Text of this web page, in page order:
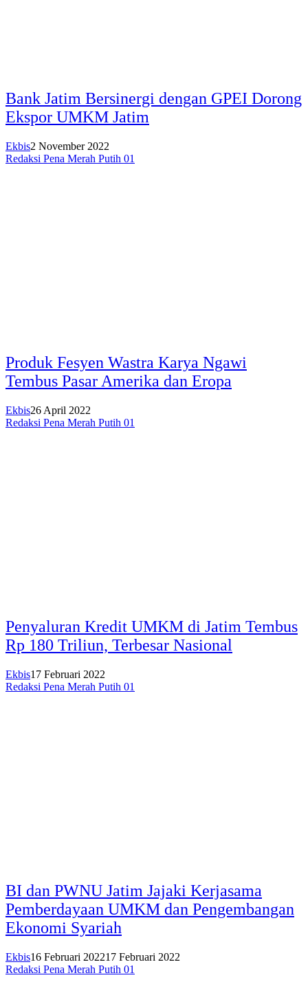
Bank Jatim Bersinergi dengan GPEI Dorong
Ekspor UMKM Jatim
Ekbis2 November 2022
Redaksi Pena Merah Putih 01
Produk Fesyen Wastra Karya Ngawi
Tembus Pasar Amerika dan Eropa
Ekbis26 April 2022
Redaksi Pena Merah Putih 01
Penyaluran Kredit UMKM di Jatim Tembus
Rp 180 Triliun, Terbesar Nasional
Ekbis17 Februari 2022
Redaksi Pena Merah Putih 01
BI dan PWNU Jatim Jajaki Kerjasama
Pemberdayaan UMKM dan Pengembangan
Ekonomi Syariah
Ekbis16 Februari 202217 Februari 2022
Redaksi Pena Merah Putih 01